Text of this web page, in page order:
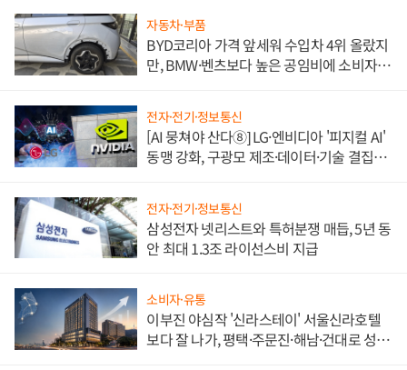
자동차·부품
BYD코리아 가격 앞세워 수입차 4위 올랐지
만, BMW·벤츠보다 높은 공임비에 소비자
전자·전기·정보통신
[AI 뭉쳐야 산다⑧] LG·엔비디아 '피지컬 AI'
동맹 강화, 구광모 제조·데이터·기술 결집
전자·전기·정보통신
삼성전자 넷리스트와 특허분쟁 매듭, 5년 동
안 최대 1.3조 라이선스비 지급
소비자·유통
이부진 야심작 '신라스테이' 서울신라호텔
보다 잘 나가, 평택·주문진·해남·건대로 성